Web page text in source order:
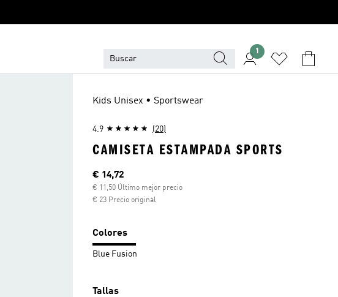
1
Kids Unisex • Sportswear
4.9 (20)
CAMISETA ESTAMPADA SPORTS
Precio actual
€ 14,72
€ 11,50 Último mejor precio
€ 23 Precio original
Colores
Blue Fusion
Tallas